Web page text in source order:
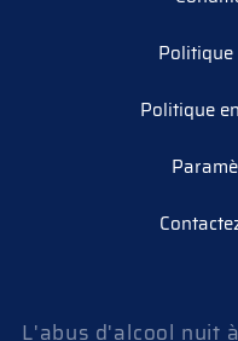
Politique
L'abus d'alcool nuit